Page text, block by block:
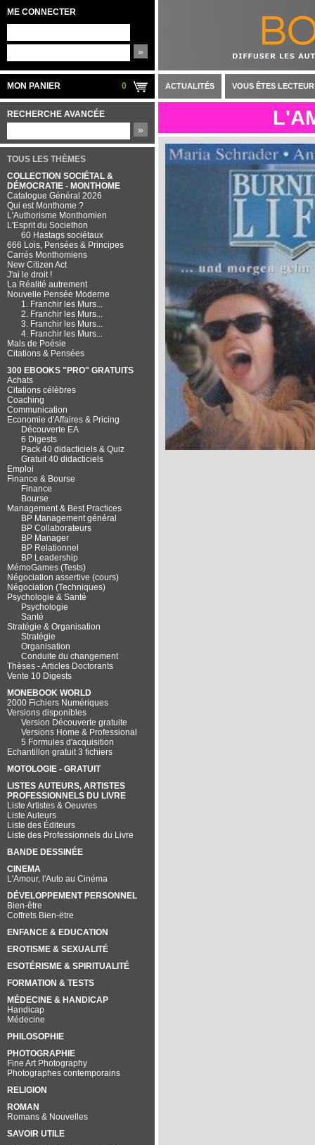
ME CONNECTER
»
MON PANIER 0
RECHERCHE AVANCÉE
»
TOUS LES THÈMES
COLLECTION SOCIÉTAL &
DÉMOCRATIE - MONTHOME
Catalogue Général 2026
Qui est Monthome ?
L'Authorisme Monthomien
L'Esprit du Societhon
60 Hastags sociétaux
666 Lois, Pensées & Principes
Carrés Monthomiens
New Citizen Act
J'ai le droit !
La Réalité autrement
Nouvelle Pensée Moderne
1. Franchir les Murs...
2. Franchir les Murs...
3. Franchir les Murs...
4. Franchir les Murs...
Mals de Poésie
Citations & Pensées
300 EBOOKS "PRO" GRATUITS
Achats
Citations célèbres
Coaching
Communication
Economie d'Affaires & Pricing
Découverte EA
6 Digests
Pack 40 didacticiels & Quiz
Gratuit 40 didacticiels
Emploi
Finance & Bourse
Finance
Bourse
Management & Best Practices
BP Management général
BP Collaborateurs
BP Manager
BP Relationnel
BP Leadership
MémoGames (Tests)
Négociation assertive (cours)
Négociation (Techniques)
Psychologie & Santé
Psychologie
Santé
Stratégie & Organisation
Stratégie
Organisation
Conduite du changement
Thèses - Articles Doctorants
Vente 10 Digests
MONEBOOK WORLD
2000 Fichiers Numériques
Versions disponibles
Version Découverte gratuite
Versions Home & Professional
5 Formules d'acquisition
Echantillon gratuit 3 fichiers
MOTOLOGIE - GRATUIT
LISTES AUTEURS, ARTISTES
PROFESSIONNELS DU LIVRE
Liste Artistes & Oeuvres
Liste Auteurs
Liste des Éditeurs
Liste des Professionnels du Livre
BANDE DESSINÉE
CINEMA
L'Amour, l'Auto au Cinéma
DÉVELOPPEMENT PERSONNEL
Bien-être
Coffrets Bien-ëtre
ENFANCE & EDUCATION
EROTISME & SEXUALITÉ
ESOTÉRISME & SPIRITUALITÉ
FORMATION & TESTS
MÉDECINE & HANDICAP
Handicap
Médecine
PHILOSOPHIE
PHOTOGRAPHIE
Fine Art Photography
Photographes contemporains
RELIGION
ROMAN
Romans & Nouvelles
SAVOIR UTILE
ACTUALITÉS VOUS ÊTES LECTEUR